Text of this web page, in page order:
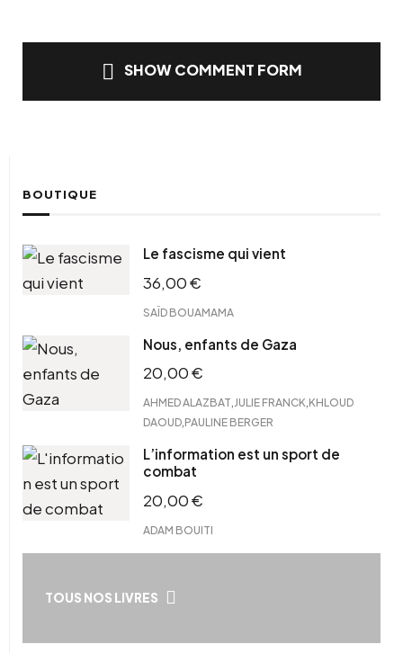
SHOW COMMENT FORM
BOUTIQUE
Le fascisme qui vient
36,00€
SAÏD BOUAMAMA
Nous, enfants de Gaza
20,00€
AHMED ALAZBAT JULIE FRANCK KHLOUD
DAOUD PAULINE BERGER
L’information est un sport de
combat
20,00€
ADAM BOUITI
TOUS NOS LIVRES